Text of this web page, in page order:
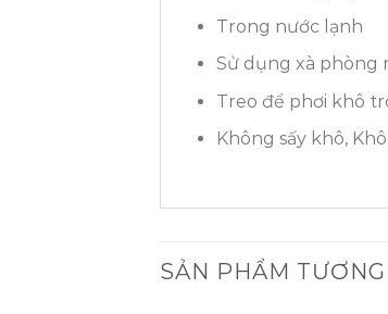
Trong nước lạnh
Sử dụng xà phòng
Treo để phơi khô
Không sấy khô,
SẢN PHẨM